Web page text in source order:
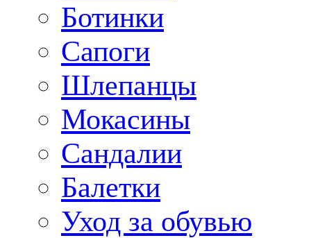
Ботинки
Сапоги
Шлепанцы
Мокасины
Сандалии
Балетки
Уход за обувью